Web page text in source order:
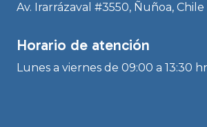
Av. Irarrázaval #3550, Ñuñoa, Chile
Horario de atención
Lunes a viernes de 09:00 a 13:30